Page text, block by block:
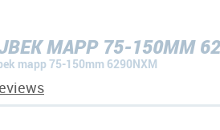
MAPP 75-150MM
mapp 75-150mm 6290NXM